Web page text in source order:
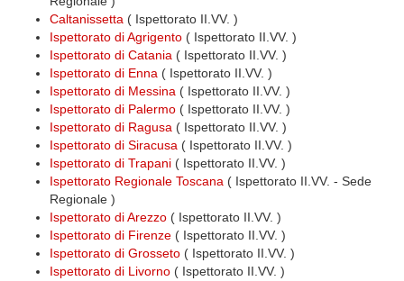
Caltanissetta ( Ispettorato II.VV. )
Ispettorato di Agrigento ( Ispettorato II.VV. )
Ispettorato di Catania ( Ispettorato II.VV. )
Ispettorato di Enna ( Ispettorato II.VV. )
Ispettorato di Messina ( Ispettorato II.VV. )
Ispettorato di Palermo ( Ispettorato II.VV. )
Ispettorato di Ragusa ( Ispettorato II.VV. )
Ispettorato di Siracusa ( Ispettorato II.VV. )
Ispettorato di Trapani ( Ispettorato II.VV. )
Ispettorato Regionale Toscana ( Ispettorato II.VV. - Sede
Regionale )
Ispettorato di Arezzo ( Ispettorato II.VV. )
Ispettorato di Firenze ( Ispettorato II.VV. )
Ispettorato di Grosseto ( Ispettorato II.VV. )
Ispettorato di Livorno ( Ispettorato II.VV. )